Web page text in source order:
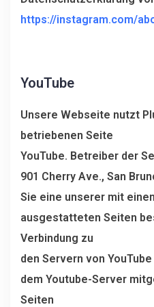
https://instagram.com/
YouTube
Unsere Webseite nutzt
betriebenen Seite
YouTube. Betreiber der
901 Cherry Ave., San
Sie eine unserer mit
ausgestatteten Seiten
Verbindung zu
den Servern von
dem Youtube-Server
Seiten